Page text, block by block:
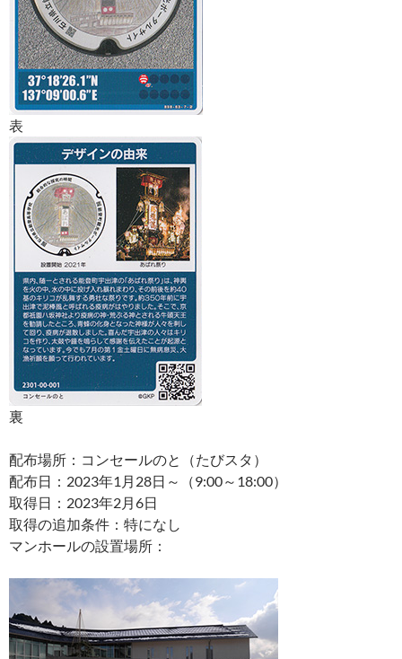
表
裏
配布場所：コンセールのと（たびスタ）
配布日：2023年1月28日～（9:00～18:00）
取得日：2023年2月6日
取得の追加条件：特になし
マンホールの設置場所：